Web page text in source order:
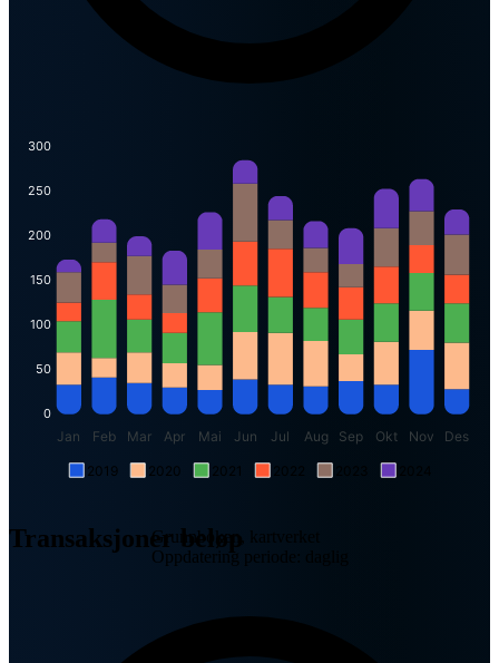
2019 2020 2021
300
250
200
150
100
50
0
Jan Feb Mar Apr Mai Jun Jul Aug Sep Okt Nov Des
Transaksjoner beløp
Grunnboken, kartverket
Oppdatering periode: daglig